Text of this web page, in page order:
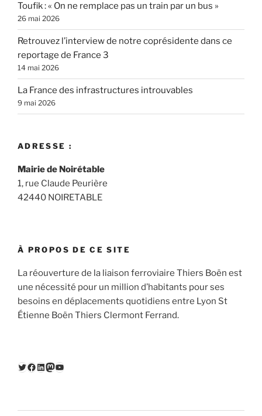
Toufik : « On ne remplace pas un train par un bus »
26 mai 2026
Retrouvez l’interview de notre coprésidente dans ce
reportage de France 3
14 mai 2026
La France des infrastructures introuvables
9 mai 2026
ADRESSE :
Mairie de Noirétable
1, rue Claude Peurière
42440 NOIRETABLE
À PROPOS DE CE SITE
La réouverture de la liaison ferroviaire Thiers Boën est
une nécessité pour un million d’habitants pour ses
besoins en déplacements quotidiens entre Lyon St
Étienne Boën Thiers Clermont Ferrand.
Twitter
Facebook
LinkedIn
Mastodon
YouTube